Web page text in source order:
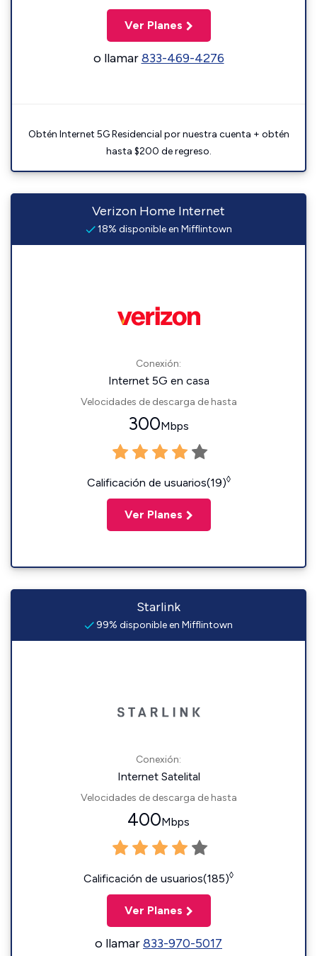
Ver Planes
o llamar833-469-4276
Obtén Internet 5G Residencial por nuestra cuenta + obtén
hasta $200 de regreso.
Verizon Home Internet
18% disponible en Mifflintown
Conexión:
Internet 5G en casa
Velocidades de descarga de hasta
300Mbps
Calificación de usuarios(19)◊
Ver Planes
Starlink
99% disponible en Mifflintown
Conexión:
Internet Satelital
Velocidades de descarga de hasta
400Mbps
Calificación de usuarios(185)◊
Ver Planes
o llamar833-970-5017